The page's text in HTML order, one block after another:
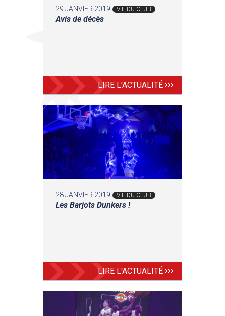
29 JANVIER 2019 VIE DU CLUB
Avis de décès
LIRE L'ACTUALITÉ
28 JANVIER 2019 VIE DU CLUB
Les Barjots Dunkers !
LIRE L'ACTUALITÉ